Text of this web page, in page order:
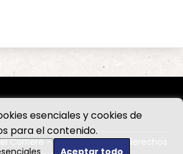
esenciales y cookies de
para el contenido.
Aceptar todo
Corriere - 2026 - Todos los derechos